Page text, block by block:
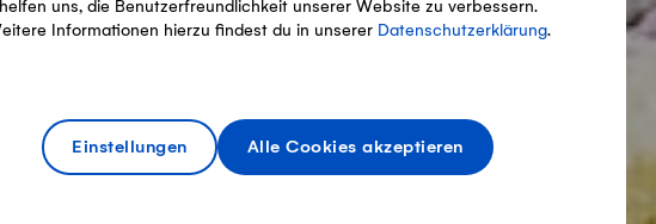
uns, die Benutzerfreundlichkeit unserer Website zu verbessern.
Informationen hierzu findest du in unserer Datenschutzerklärung.
Einstellungen Alle Cookies akzeptieren